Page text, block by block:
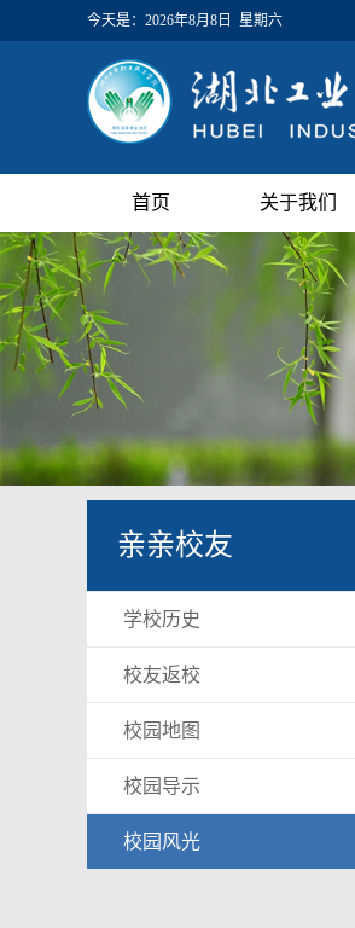
今天是： 2026年8月8日 星期六
首页 关于我们
亲亲校友
学校历史
校友返校
校园地图
校园导示
校园风光